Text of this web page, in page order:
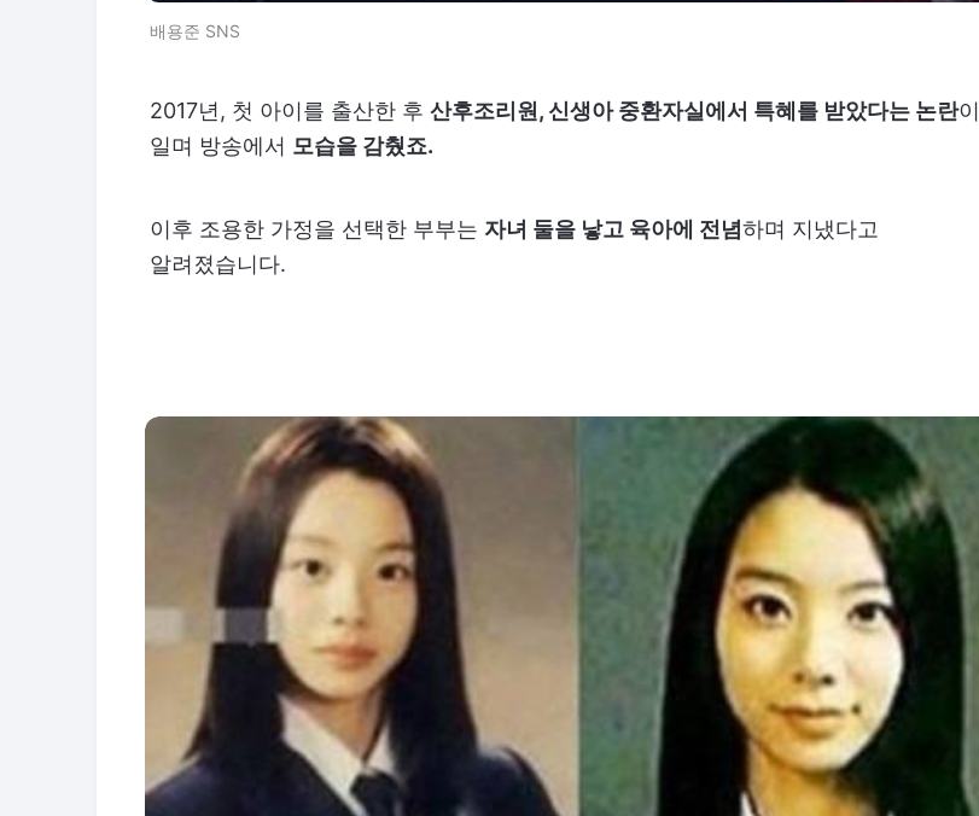
배용준 SNS
2017년, 첫 아이를 출산한 후 산후조리원, 신생아 중환자실에서 특혜를 받았다는 논란이
일며 방송에서 모습을 감췄죠.
이후 조용한 가정을 선택한 부부는 자녀 둘을 낳고 육아에 전념하며 지냈다고
알려졌습니다.